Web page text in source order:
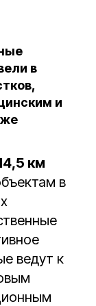
в
и
км
в
ведут к